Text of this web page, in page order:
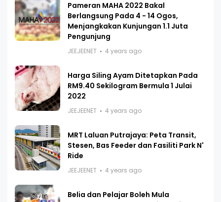
Pameran MAHA 2022 Bakal
Berlangsung Pada 4 - 14 Ogos,
Menjangkakan Kunjungan 1.1 Juta
Pengunjung
JEEJEENET 4 years ago
Harga Siling Ayam Ditetapkan Pada
RM9.40 Sekilogram Bermula 1 Julai
2022
JEEJEENET 4 years ago
MRT Laluan Putrajaya: Peta Transit,
Stesen, Bas Feeder dan Fasiliti Park N'
Ride
JEEJEENET 4 years ago
Belia dan Pelajar Boleh Mula